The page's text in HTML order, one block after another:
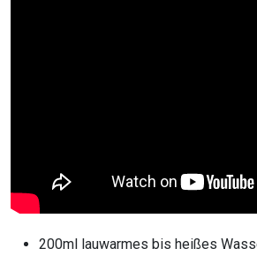
200ml lauwarmes bis heißes